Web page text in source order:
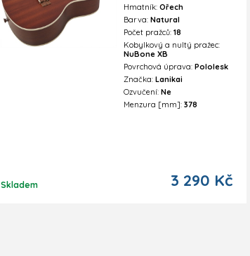
Skladem
Hmatník: Ořech
Barva: Natural
Počet pražců: 18
Kobylkový a nultý pražec:
NuBone XB
Povrchová úprava: Pololesk
Značka: Lanikai
Ozvučení: Ne
Menzura [mm]: 378
3 290 Kč